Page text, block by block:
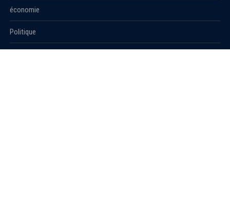
économie
Politique